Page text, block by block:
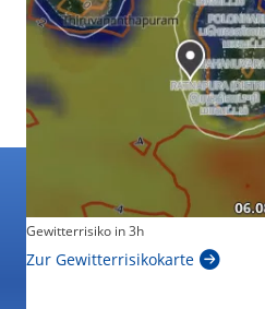
Gewitterrisiko in 3h
Zur Gewitterrisikokarte